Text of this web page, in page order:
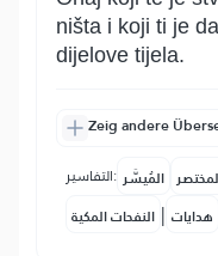
ništa i koji ti je
dijelove tijela.
Zeig andere
التفاسير: المُيسَّر
النفحات المكية | هدايات